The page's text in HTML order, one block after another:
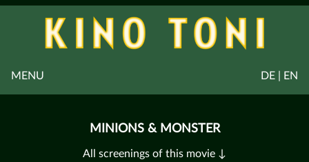
DE | EN
MENU
MINIONS & MONSTER
All screenings of this movie ↓